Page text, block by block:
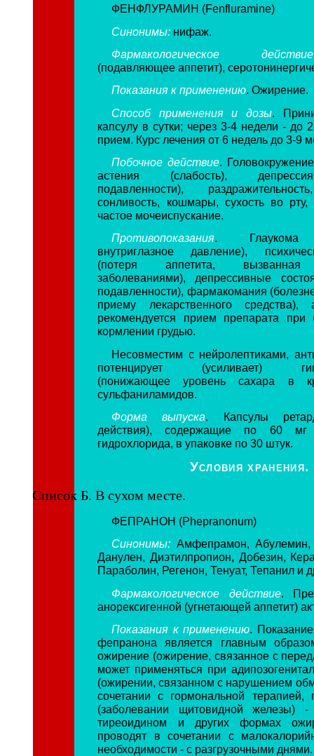
ФЕНФЛУРАМИН (Fenfluramine)
Синонимы: нифаж.
Фармакологическое действие
(подавляющее аппетит),
Показания к применению. Ожирение.
Способ применения и дозы.
капсулу в сутки; через 3-4 недели - до
прием. Курс лечения от 6 недель до 3-9
Побочное действие.
астения (слабость),
подавленности),
сонливость, кошмары, сухость во
частое мочеиспускание.
Противопоказания. Глаукома
внутриглазное давление),
(потеря аппетита, вызванная
заболеваниями), депрессивные
подавленности), фармакомания
приему лекарственного средства),
рекомендуется прием препарата при
кормлении грудью.
Несовместим с нейролептиками,
потенцирует (усиливает)
(понижающее уровень сахара в
сульфаниламидов.
Форма выпуска. Капсулы
действия), содержащие по 60 мг
гидрохлорида, в упаковке по 30 штук.
Условия хранения.
Список Б. В сухом месте.
ФЕПРАНОН (Phepranonum)
Синонимы: Амфепрамон, Абулемин,
Данулен, Диэтилпропион, Добезин,
Параболин, Регенон, Тенуат, Тепанил и
Фармакологическое действие.
анорексигенной (угнетающей аппетит)
Показания к применению.
фепранона является главным
ожирение (ожирение, связанное с
может применяться при
(ожирении, связанном с нарушением
сочетании с гормональной терапией,
(заболевании щитовидной железы)
тиреоидином и других формах
проводят в сочетании с
необходимости - с разгрузочными днями.